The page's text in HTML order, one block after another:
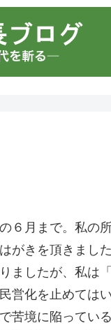
６月まで。私の
がきを頂きました
ましたが、私は
営化を止めては
苦境に陥ってい